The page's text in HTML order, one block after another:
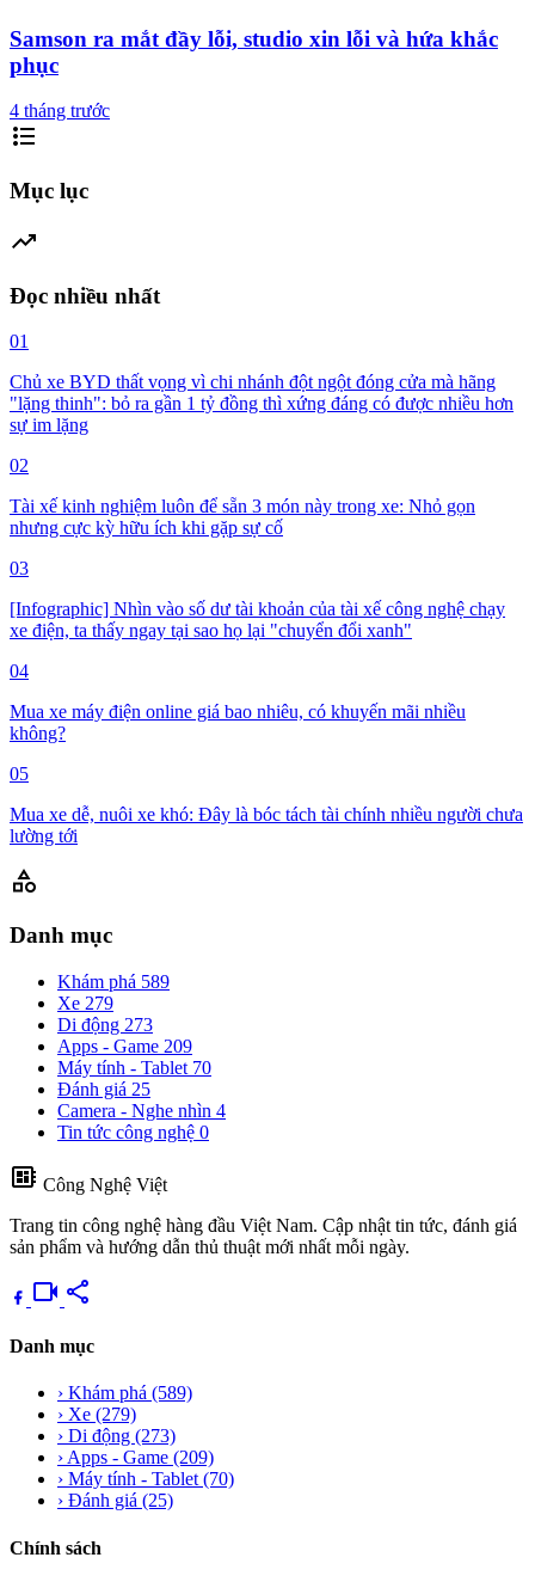
Samson ra mắt đầy lỗi, studio xin lỗi và hứa khắc
phục
4 tháng trước
format_list_bulleted
Mục lục
trending_up
Đọc nhiều nhất
01
Chủ xe BYD thất vọng vì chi nhánh đột ngột đóng cửa mà hãng
"lặng thinh": bỏ ra gần 1 tỷ đồng thì xứng đáng có được nhiều hơn
sự im lặng
02
Tài xế kinh nghiệm luôn để sẵn 3 món này trong xe: Nhỏ gọn
nhưng cực kỳ hữu ích khi gặp sự cố
03
[Infographic] Nhìn vào số dư tài khoản của tài xế công nghệ chạy
xe điện, ta thấy ngay tại sao họ lại "chuyển đổi xanh"
04
Mua xe máy điện online giá bao nhiêu, có khuyến mãi nhiều
không?
05
Mua xe dễ, nuôi xe khó: Đây là bóc tách tài chính nhiều người chưa
lường tới
category
Danh mục
Khám phá 589
Xe 279
Di động 273
Apps - Game 209
Máy tính - Tablet 70
Đánh giá 25
Camera - Nghe nhìn 4
Tin tức công nghệ 0
developer_board Công Nghệ Việt
Trang tin công nghệ hàng đầu Việt Nam. Cập nhật tin tức, đánh giá
sản phẩm và hướng dẫn thủ thuật mới nhất mỗi ngày.
videocam share
Danh mục
› Khám phá (589)
› Xe (279)
› Di động (273)
› Apps - Game (209)
› Máy tính - Tablet (70)
› Đánh giá (25)
Chính sách